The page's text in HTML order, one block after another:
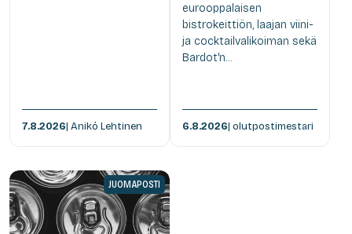
7.8.2026| Anikó Lehtinen
eurooppalaisen
bistrokeittiön, laajan viini-
ja cocktailvalikoiman sekä
Bardot'n...
6.8.2026| olutpostimestari
JUOMAPOSTI